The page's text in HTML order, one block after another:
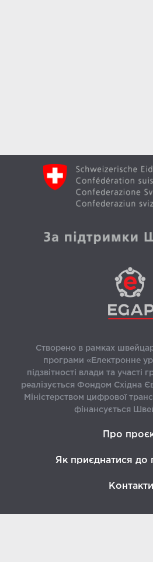
Створено в рамках
програми «Електронне
підзвітності влади та
реалізується Фондом Східна
Міністерством цифрової
фінансується
Про
Як приєднатися до
Контакти